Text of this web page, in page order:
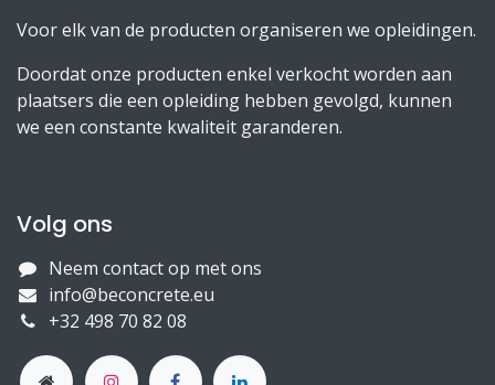
Voor elk van de producten organiseren we opleidingen.
Doordat onze producten enkel verkocht worden aan
plaatsers die een opleiding hebben gevolgd, kunnen
we een constante kwaliteit garanderen.
Volg ons
Neem contact op met ons
info@beconcrete.eu
+32 498 70 82 08